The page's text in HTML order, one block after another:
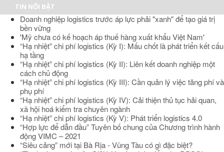
TIN NỔI BẬT
Doanh nghiệp logistics trước áp lực phải "xanh" để tạo giá trị
bền vững
'Mỹ chưa có kế hoạch áp thuế hàng xuất khẩu Việt Nam'
“Hạ nhiệt” chi phí logistics (Kỳ I): Mấu chốt là phát triển kết cấu
hạ tầng
“Hạ nhiệt” chi phí logistics (Kỳ II): Liên kết doanh nghiệp một
cách chủ động
“Hạ nhiệt” chi phí logistics (Kỳ III): Cần quản lý việc tăng phí và
phụ phí
“Hạ nhiệt” chi phí logistics (Kỳ IV): Cải thiện thủ tục hải quan,
xã hội hoá kiểm tra chuyên ngành
“Hạ nhiệt” chi phí logistics (Kỳ V): Phát triển logistics 4.0
“Hợp lực để dẫn đầu” Tuyên bố chung của Chương trình hành
động VIMC – 2021
“Siêu cảng” mới tại Bà Rịa - Vũng Tàu có gì đặc biệt?